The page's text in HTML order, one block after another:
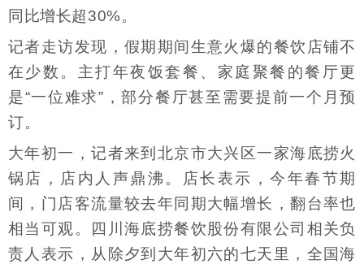
同比增长超30%。
记者走访发现，假期期间生意火爆的餐饮店铺不
在少数。主打年夜饭套餐、家庭聚餐的餐厅更
是“一位难求”，部分餐厅甚至需要提前一个月预
订。
大年初一，记者来到北京市大兴区一家海底捞火
锅店，店内人声鼎沸。店长表示，今年春节期
间，门店客流量较去年同期大幅增长，翻台率也
相当可观。四川海底捞餐饮股份有限公司相关负
责人表示，从除夕到大年初六的七天里，全国海